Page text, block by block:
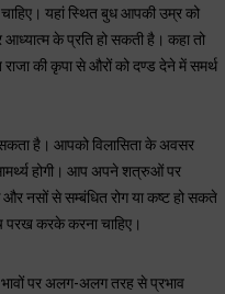
यहां स्थित बुध आपकी उम्र को
के प्रति हो सकती है। कहा तो
की कृपा से औरों को दण्ड देने में समर्थ
है। आपको विलासिता के अवसर
होगी। आप अपने शत्रुओं पर
नसों से सम्बंधित रोग या कष्ट हो सकते
परख करके करना चाहिए।
पर अलग-अलग तरह से प्रभाव